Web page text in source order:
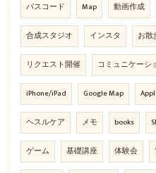
パスコード Map 動画作成
合成スタジオ インスタ お散
リクエスト開催 コミュニケーシ
iPhone/iPad Google Map
ヘスルケア メモ books
ゲーム 基礎講座 体験会